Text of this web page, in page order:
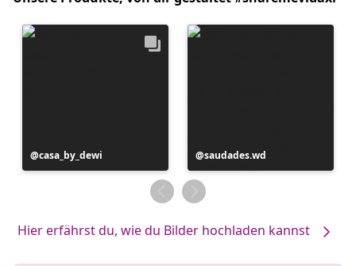
Beitrag
veröffentlicht
casa_by_dewi
Beitrag
veröffentlicht
von
saudades.wd
Hier erfährst du, wie du Bilder hochladen kannst